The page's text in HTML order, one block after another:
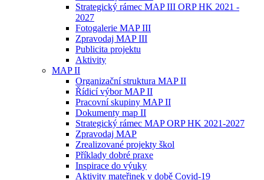
Strategický rámec MAP III ORP HK 2021 -
2027
Fotogalerie MAP III
Zpravodaj MAP III
Publicita projektu
Aktivity
MAP II
Organizační struktura MAP II
Řídicí výbor MAP II
Pracovní skupiny MAP II
Dokumenty map II
Strategický rámec MAP ORP HK 2021-2027
Zpravodaj MAP
Zrealizované projekty škol
Příklady dobré praxe
Inspirace do výuky
Aktivity mateřinek v době Covid-19